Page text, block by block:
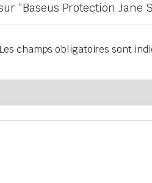
“Baseus Protection Jane
Les champs obligatoires sont